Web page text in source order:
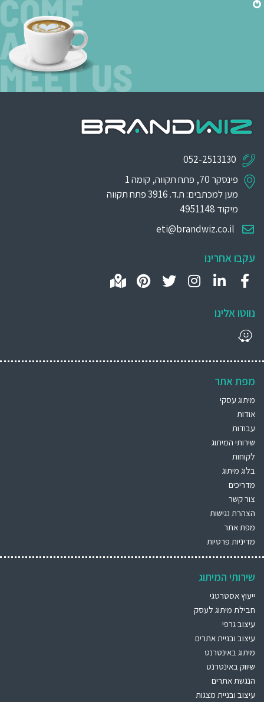
052-2513130
פינסקר 70, פתח תקווה, קומה 1
מען למכתבים: ת.ד. 3916 פתח תקווה
מיקוד 4951148
eti@brandwiz.co.il
עקבו אחרינו
נווטו אלינו
מפת אתר
מיתוג עסקי
אודות
עבודות
שירותי המיתוג
לקוחות
בלוג מיתוג
מדריכים
צור קשר
הצהרת נגישות
מפת אתר
מדיניות פרטיות
שירותי המיתוג
ייעוץ אסטרטגי
חבילת מיתוג לעסק
עיצוב גרפי
עיצוב ובניית אתרים
מיתוג באינטרנט
שיווק באינטרנט
הנגשת אתרים
עיצוב ובניית מצגות